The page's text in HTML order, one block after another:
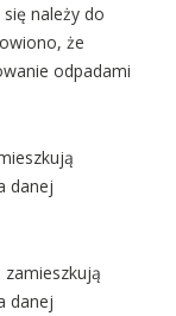
należy do
że
odpadami
danej
danej